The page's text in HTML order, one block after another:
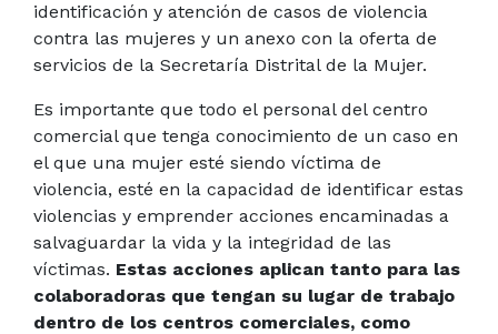
identificación y atención de casos de violencia
contra las mujeres y un anexo con la oferta de
servicios de la Secretaría Distrital de la Mujer.
Es importante que todo el personal del centro
comercial que tenga conocimiento de un caso en
el que una mujer esté siendo víctima de
violencia, esté en la capacidad de identificar estas
violencias y emprender acciones encaminadas a
salvaguardar la vida y la integridad de las
víctimas. Estas acciones aplican tanto para las
colaboradoras que tengan su lugar de trabajo
dentro de los centros comerciales, como